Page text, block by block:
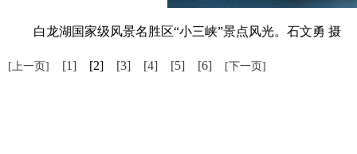
白龙湖国家级风景名胜区“小三峡”景点风光。石文勇 摄
[上一页] [1] [2] [3] [4] [5] [6] [下一页]